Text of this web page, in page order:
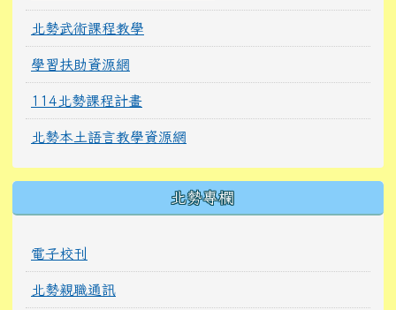
北勢武術課程教學
學習扶助資源網
114北勢課程計畫
北勢本土語言教學資源網
北勢專欄
電子校刊
北勢親職通訊